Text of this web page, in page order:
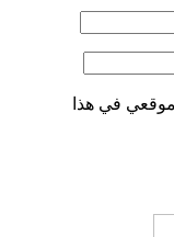
في هذا